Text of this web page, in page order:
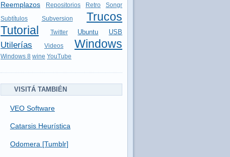
Reemplazos Repositorios Retro Songr
Subtítulos Subversion
Trucos
Tutorial
Twitter Ubuntu USB
Utilerías Videos Windows
Windows 8 wine YouTube
VISITÁ TAMBIÉN
VEO Software
Catarsis Heurística
Odomera [Tumblr]